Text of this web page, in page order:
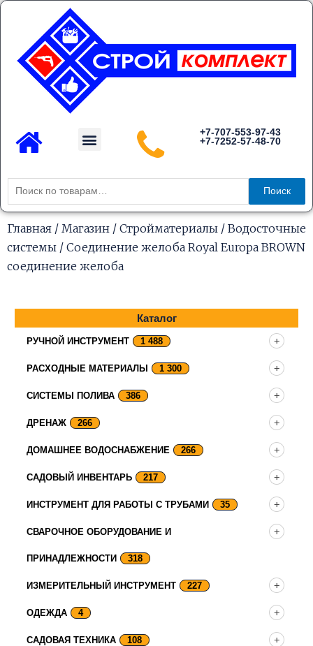
Перейти
содержимому
Menu
+7-707-553-97-43
+7-7252-57-48-70
Искать:
Поиск
Главная / Магазин / Стройматериалы / Водосточные
системы / Соединение желоба Royal Europa BROWN
соединение желоба
Каталог
РУЧНОЙ ИНСТРУМЕНТ 1 488
РАСХОДНЫЕ МАТЕРИАЛЫ 1 300
СИСТЕМЫ ПОЛИВА 386
ДРЕНАЖ 266
ДОМАШНЕЕ ВОДОСНАБЖЕНИЕ 266
САДОВЫЙ ИНВЕНТАРЬ 217
ИНСТРУМЕНТ ДЛЯ РАБОТЫ С ТРУБАМИ 35
СВАРОЧНОЕ ОБОРУДОВАНИЕ И
ПРИНАДЛЕЖНОСТИ 318
ИЗМЕРИТЕЛЬНЫЙ ИНСТРУМЕНТ 227
ОДЕЖДА 4
САДОВАЯ ТЕХНИКА 108